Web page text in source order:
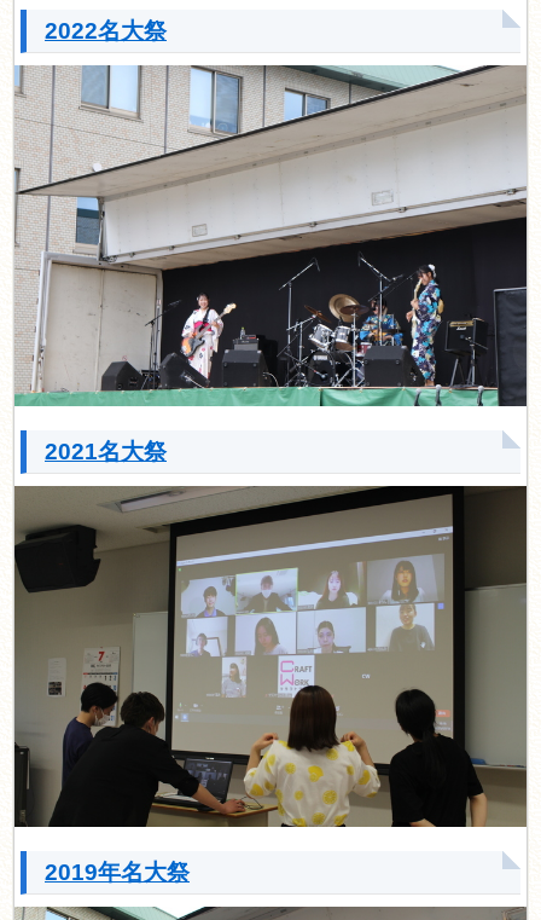
2022名大祭
2021名大祭
2019年名大祭